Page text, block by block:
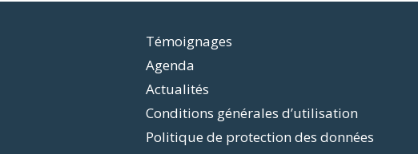
Témoignages
Agenda
Actualités
Conditions générales d’utilisation
Politique de protection des données